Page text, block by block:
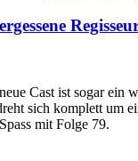
Cast ist sogar ein
sich komplett um
mit Folge 79.